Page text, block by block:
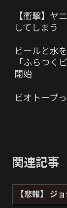
【衝撃】ヤ
してしまう
ビールと水
「ふらつく
開始
ビオトープ
関連記事
【悲報】 ジ